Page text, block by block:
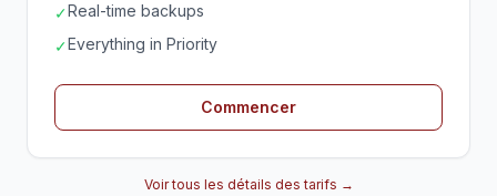
✓Real-time backups
✓Everything in Priority
Commencer
Voir tous les détails des tarifs →